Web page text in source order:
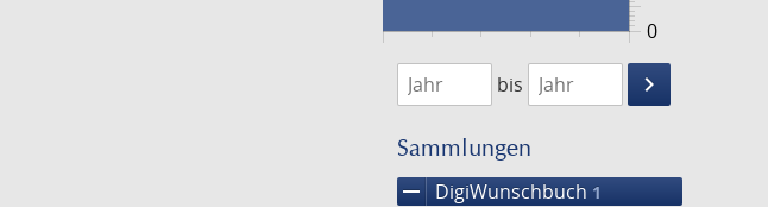
0
1804
1805
bis
keyboard_arrow_right
Suche
Sammlungen
remove DigiWunschbuch 1